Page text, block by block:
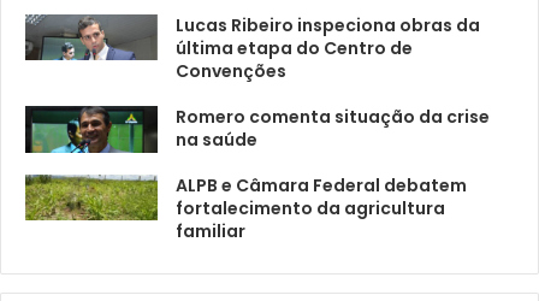
Lucas Ribeiro inspeciona obras da
última etapa do Centro de
Convenções
Romero comenta situação da crise
na saúde
ALPB e Câmara Federal debatem
fortalecimento da agricultura
familiar